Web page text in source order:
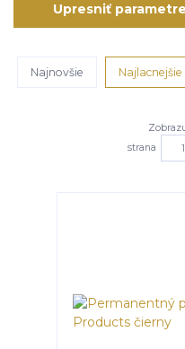
Upresniť parametre
Najnovšie Najlacnejšie
strana